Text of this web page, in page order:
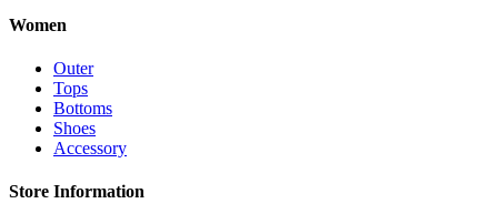
Women
Outer
Tops
Bottoms
Shoes
Accessory
Store Information